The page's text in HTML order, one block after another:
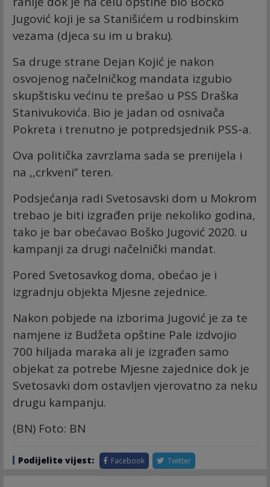
Jugović koji je sa Stanišićem u rodbinskim
vezama (djeca su im u braku).
Sa druge strane Dejan Kojić je nakon
osvojenog načelničkog mandata izgubio
skupštisku većinu te prešao u PSS Draška
Stanivukovića. Bio je jadan od osnivača
Pokreta i trenutno je potpredsjednik PSS-a.
Ova politička zavrzlama sada se prenijela i
na ,,crkveni’’ teren.
Podsjećanja radi Svetosavski dom u Mokrom
trebao je biti izgrađen prije nekoliko godina,
tako je bar obećavao Boško Jugović 2020. u
kampanji za drugi načelnički mandat.
Pored Svetosavkog doma, obećao je i
izgradnju objekta Mjesne zejednice.
Nakon pobjede na izborima Jugović je za te
namjene iz Budžeta opštine Pale izdvojio
700 hiljada maraka ali je izgrađen samo
objekat za potrebe Mjesne zajednice dok je
Svetosavki dom ostavljen vjerovatno za neku
drugu kampanju.
(BN) Foto: BN
Podijelite vijest: Facebook Twitter